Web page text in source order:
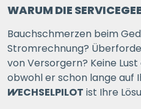
WARUM DIE
Bauchschmerzen beim
Stromrechnung?
von Versorgern? Keine
obwohl er schon lange auf
WECHSELPILOT ist Ihre